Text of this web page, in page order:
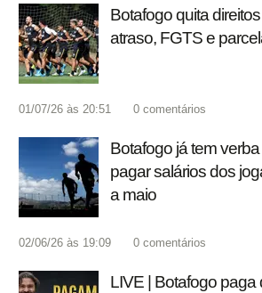
Botafogo quita
atraso, FGTS e
01/07/26 às 20:51 0 comentários
Botafogo já tem
pagar salários dos
a maio
02/06/26 às 19:09 0 comentários
LIVE | Botafogo paga